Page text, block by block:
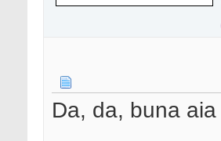
Da, da, buna